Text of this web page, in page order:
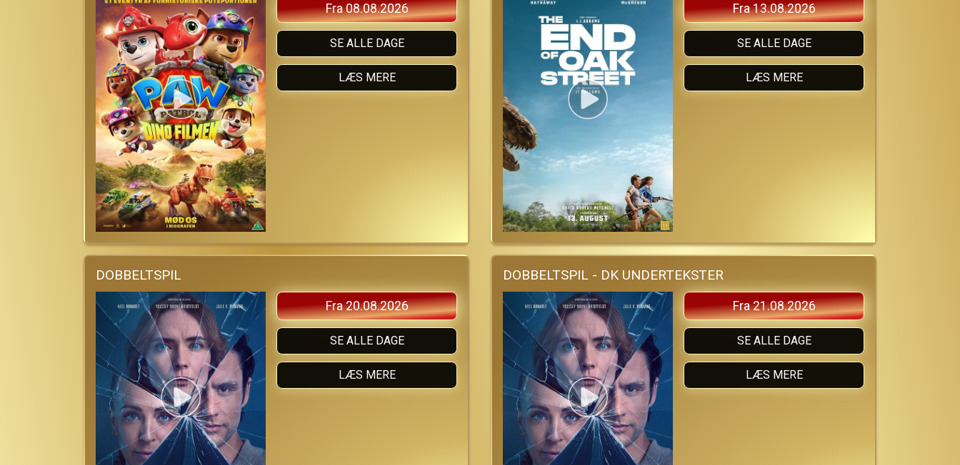
Fra 08.08.2026
SE ALLE DAGE
LÆS MERE
Fra 13.08.2026
SE ALLE DAGE
LÆS MERE
DOBBELTSPIL
Fra 20.08.2026
SE ALLE DAGE
LÆS MERE
DOBBELTSPIL - DK UNDERTEKSTER
Fra 21.08.2026
SE ALLE DAGE
LÆS MERE